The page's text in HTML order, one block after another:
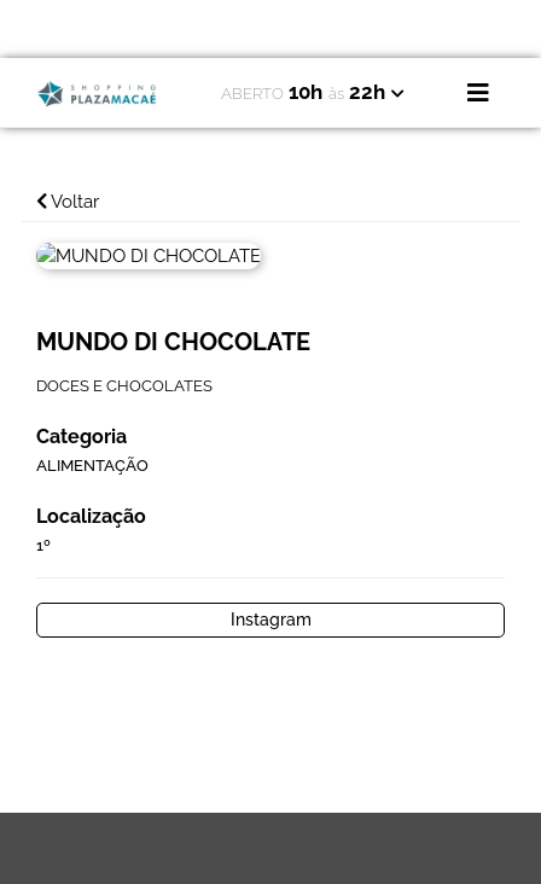
ABERTO 10h às 22h
Voltar
MUNDO DI CHOCOLATE
DOCES E CHOCOLATES
Categoria
ALIMENTAÇÃO
Localização
1º
Instagram